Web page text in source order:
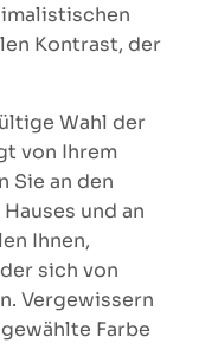
Kontrast, der
Wahl der
von Ihrem
Sie an den
und an
Ihnen,
sich von
Vergewissern
Farbe